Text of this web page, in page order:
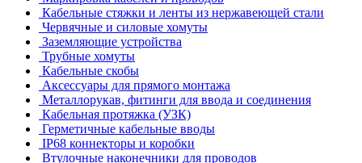
Кабельные стяжки и ленты из нержавеющей стали
Червячные и силовые хомуты
Заземляющие устройства
Трубные хомуты
Кабельные скобы
Аксессуары для прямого монтажа
Металлорукав, фитинги для ввода и соединения
Кабельная протяжка (УЗК)
Герметичные кабельные вводы
IP68 коннекторы и коробки
Втулочные наконечники для проводов